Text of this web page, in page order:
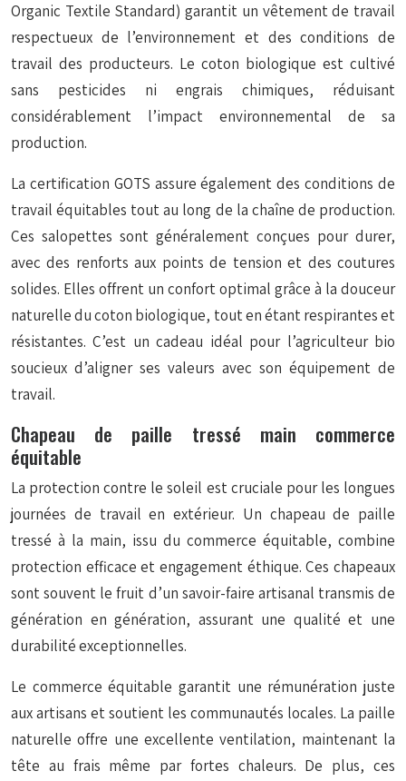
Organic Textile Standard) garantit un vêtement de travail
respectueux de l’environnement et des conditions de
travail des producteurs. Le coton biologique est cultivé
sans pesticides ni engrais chimiques, réduisant
considérablement l’impact environnemental de sa
production.
La certification GOTS assure également des conditions de
travail équitables tout au long de la chaîne de production.
Ces salopettes sont généralement conçues pour durer,
avec des renforts aux points de tension et des coutures
solides. Elles offrent un confort optimal grâce à la douceur
naturelle du coton biologique, tout en étant respirantes et
résistantes. C’est un cadeau idéal pour l’agriculteur bio
soucieux d’aligner ses valeurs avec son équipement de
travail.
Chapeau de paille tressé main commerce
équitable
La protection contre le soleil est cruciale pour les longues
journées de travail en extérieur. Un chapeau de paille
tressé à la main, issu du commerce équitable, combine
protection efficace et engagement éthique. Ces chapeaux
sont souvent le fruit d’un savoir-faire artisanal transmis de
génération en génération, assurant une qualité et une
durabilité exceptionnelles.
Le commerce équitable garantit une rémunération juste
aux artisans et soutient les communautés locales. La paille
naturelle offre une excellente ventilation, maintenant la
tête au frais même par fortes chaleurs. De plus, ces